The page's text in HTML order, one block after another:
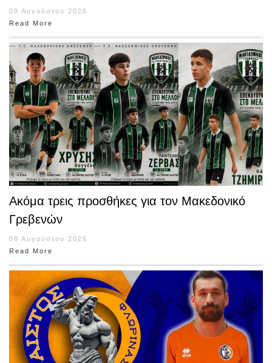
09 Αυγούστου 2026
Read More
Ακόμα τρεις προσθήκες για τον Μακεδονικό
Γρεβενών
08 Αυγούστου 2026
Read More